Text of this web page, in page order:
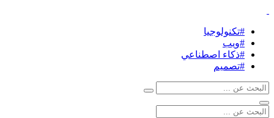
#تكنولوجيا
#ويب
#ذكاء اصطناعي
#تصميم